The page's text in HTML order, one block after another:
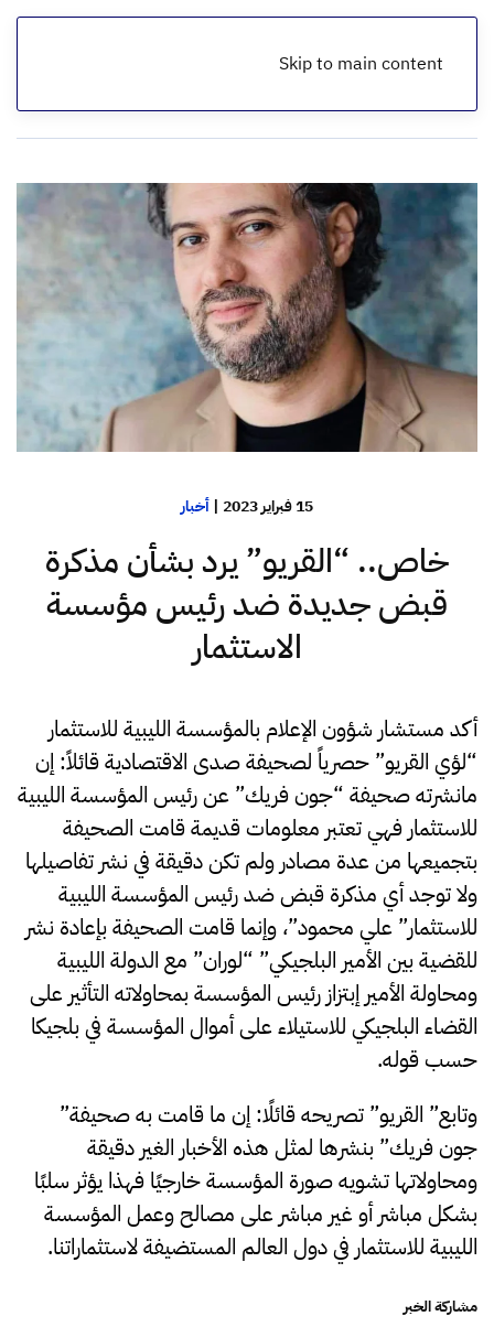
Skip to main content
الرئيسية
15 فبراير 2023 | أخبار
خاص.. “القريو” يرد بشأن مذكرة
قبض جديدة ضد رئيس مؤسسة
الاستثمار
أكد مستشار شؤون الإعلام بالمؤسسة الليبية للاستثمار
“لؤي القريو” حصرياً لصحيفة صدى الاقتصادية قائلاً: إن
مانشرته صحيفة “جون فريك” عن رئيس المؤسسة الليبية
للاستثمار فهي تعتبر معلومات قديمة قامت الصحيفة
بتجميعها من عدة مصادر ولم تكن دقيقة في نشر تفاصيلها
ولا توجد أي مذكرة قبض ضد رئيس المؤسسة الليبية
للاستثمار” علي محمود”، وإنما قامت الصحيفة بإعادة نشر
للقضية بين الأمير البلجيكي” “لوران” مع الدولة الليبية
ومحاولة الأمير إبتزاز رئيس المؤسسة بمحاولاته التأثير على
القضاء البلجيكي للاستيلاء على أموال المؤسسة في بلجيكا
حسب قوله.
وتابع” القريو” تصريحه قائلًا: إن ما قامت به صحيفة”
جون فريك” بنشرها لمثل هذه الأخبار الغير دقيقة
ومحاولاتها تشويه صورة المؤسسة خارجيًا فهذا يؤثر سلبًا
بشكل مباشر أو غير مباشر على مصالح وعمل المؤسسة
الليبية للاستثمار في دول العالم المستضيفة لاستثماراتنا.
مشاركة الخبر